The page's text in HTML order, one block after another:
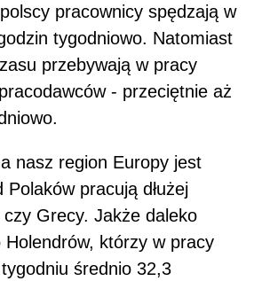
pracownicy spędzają w
tygodniowo. Natomiast
przebywają w pracy
- przeciętnie aż
nasz region Europy jest
pracują dłużej
Grecy. Jakże daleko
Holendrów, którzy w pracy
średnio 32,3